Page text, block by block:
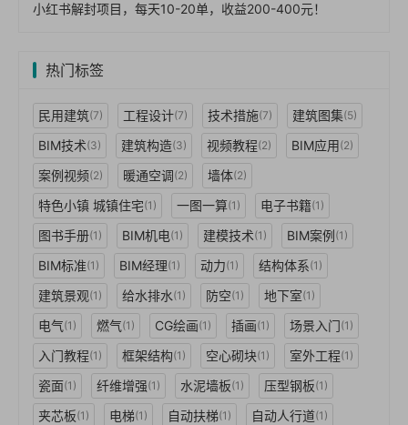
小红书解封项目，每天10-20单，收益200-400元！
热门标签
民用建筑(7) 工程设计(7) 技术措施(7) 建筑图集(5)
BIM技术(3) 建筑构造(3) 视频教程(2) BIM应用(2)
案例视频(2) 暖通空调(2) 墙体(2)
特色小镇 城镇住宅(1) 一图一算(1) 电子书籍(1)
图书手册(1) BIM机电(1) 建模技术(1) BIM案例(1)
BIM标准(1) BIM经理(1) 动力(1) 结构体系(1)
建筑景观(1) 给水排水(1) 防空(1) 地下室(1)
电气(1) 燃气(1) CG绘画(1) 插画(1) 场景入门(1)
入门教程(1) 框架结构(1) 空心砌块(1) 室外工程(1)
瓷面(1) 纤维增强(1) 水泥墙板(1) 压型钢板(1)
夹芯板(1) 电梯(1) 自动扶梯(1) 自动人行道(1)